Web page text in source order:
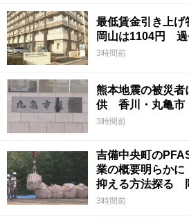
最低賃金引き上
岡山は1104円 過
3時間前
熊本地震の被災者
供 香川・丸亀市
3時間前
吉備中央町の
業の概要明らか
抑える方法探る
3時間前